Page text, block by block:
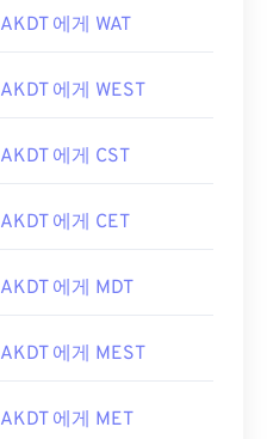
AKDT 에게 WAT
AKDT 에게 WEST
AKDT 에게 CST
AKDT 에게 CET
AKDT 에게 MDT
AKDT 에게 MEST
AKDT 에게 MET